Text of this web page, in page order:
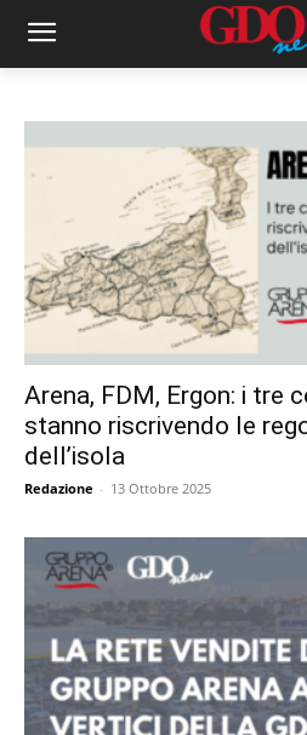
Arena, FDM, Ergon: i tre
stanno riscrivendo le
dell’isola
Redazione - 13 Ottobre 2025